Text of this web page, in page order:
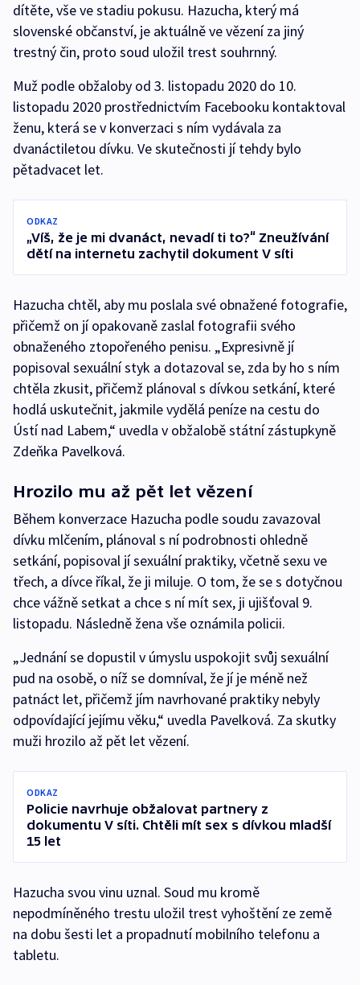
dítěte, vše ve stadiu pokusu. Hazucha, který má
slovenské občanství, je aktuálně ve vězení za jiný
trestný čin, proto soud uložil trest souhrnný.
Muž podle obžaloby od 3. listopadu 2020 do 10.
listopadu 2020 prostřednictvím Facebooku kontaktoval
ženu, která se v konverzaci s ním vydávala za
dvanáctiletou dívku. Ve skutečnosti jí tehdy bylo
pětadvacet let.
ODKAZ
„Víš, že je mi dvanáct, nevadí ti to?“ Zneužívání
dětí na internetu zachytil dokument V síti
Hazucha chtěl, aby mu poslala své obnažené fotografie,
přičemž on jí opakovaně zaslal fotografii svého
obnaženého ztopořeného penisu. „Expresivně jí
popisoval sexuální styk a dotazoval se, zda by ho s ním
chtěla zkusit, přičemž plánoval s dívkou setkání, které
hodlá uskutečnit, jakmile vydělá peníze na cestu do
Ústí nad Labem,“ uvedla v obžalobě státní zástupkyně
Zdeňka Pavelková.
Hrozilo mu až pět let vězení
Během konverzace Hazucha podle soudu zavazoval
dívku mlčením, plánoval s ní podrobnosti ohledně
setkání, popisoval jí sexuální praktiky, včetně sexu ve
třech, a dívce říkal, že ji miluje. O tom, že se s dotyčnou
chce vážně setkat a chce s ní mít sex, ji ujišťoval 9.
listopadu. Následně žena vše oznámila policii.
„Jednání se dopustil v úmyslu uspokojit svůj sexuální
pud na osobě, o níž se domníval, že jí je méně než
patnáct let, přičemž jím navrhované praktiky nebyly
odpovídající jejímu věku,“ uvedla Pavelková. Za skutky
muži hrozilo až pět let vězení.
ODKAZ
Policie navrhuje obžalovat partnery z
dokumentu V síti. Chtěli mít sex s dívkou mladší
15 let
Hazucha svou vinu uznal. Soud mu kromě
nepodmíněného trestu uložil trest vyhoštění ze země
na dobu šesti let a propadnutí mobilního telefonu a
tabletu.